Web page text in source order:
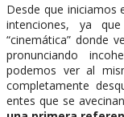
Desde que iniciamos
intenciones, ya
“cinemática” donde
pronunciando
podemos ver al
completamente
entes que se